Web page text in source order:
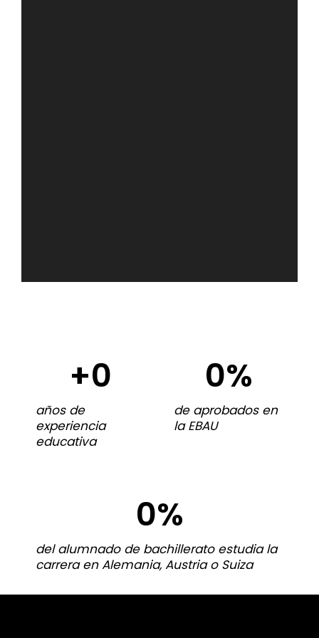
años de
experiencia
educativa
+0
de aprobados en
la EBAU
0%
del alumnado de bachillerato estudia la
carrera en Alemania, Austria o Suiza
0%